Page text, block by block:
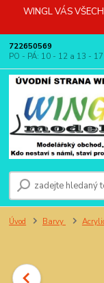
WINGL VÁS
722650569
PO - PÁ: 10 - 12 a 13 - 17
Úvod Barvy